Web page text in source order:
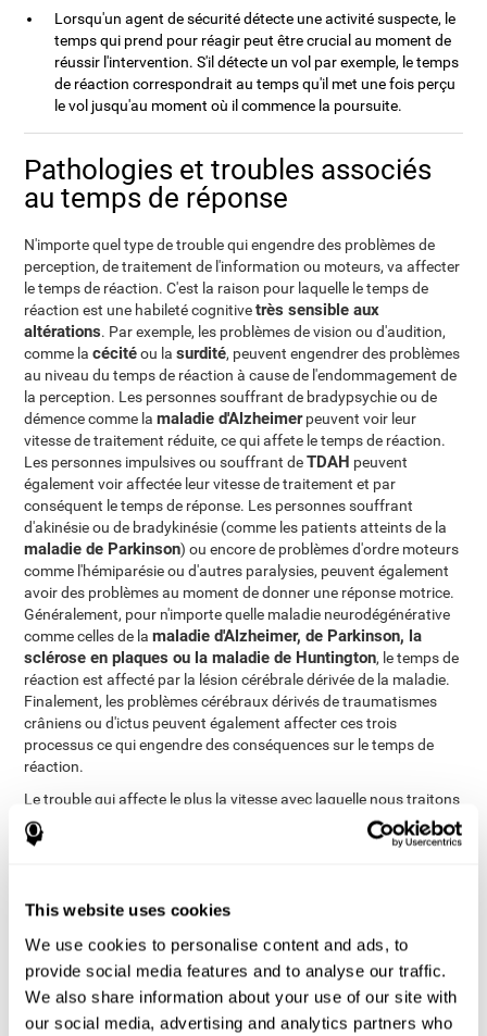
This website uses cookies
We use cookies to personalise content and ads, to
provide social media features and to analyse our traffic.
We also share information about your use of our site with
our social media, advertising and analytics partners who
Lorsqu'un agent de sécurité détecte une activité suspecte, le
temps qui prend pour réagir peut être crucial au moment de
réussir l'intervention. S'il détecte un vol par exemple, le temps
de réaction correspondrait au temps qu'il met une fois perçu
le vol jusqu'au moment où il commence la poursuite.
Pathologies et troubles associés
au temps de réponse
N'importe quel type de trouble qui engendre des problèmes de
perception, de traitement de l'information ou moteurs, va affecter
le temps de réaction. C'est la raison pour laquelle le temps de
réaction est une habileté cognitivetrès sensible aux
altérations. Par exemple, les problèmes de vision ou d'audition,
comme lacécitéou lasurdité, peuvent engendrer des problèmes
au niveau du temps de réaction à cause de l'endommagement de
la perception. Les personnes souffrant de bradypsychie ou de
démence comme lamaladie d'Alzheimerpeuvent voir leur
vitesse de traitement réduite, ce qui affete le temps de réaction.
Les personnes impulsives ou souffrant deTDAH peuvent
également voir affectée leur vitesse de traitement et par
conséquent le temps de réponse. Les personnes souffrant
d'akinésie ou de bradykinésie (comme les patients atteints de la
maladie de Parkinson) ou encore de problèmes d'ordre moteurs
comme l'hémiparésie ou d'autres paralysies, peuvent également
avoir des problèmes au moment de donner une réponse motrice.
Généralement, pour n'importe quelle maladie neurodégénérative
comme celles de lamaladie d'Alzheimer, de Parkinson, la
sclérose en plaques ou la maladie de Huntington, le temps de
réaction est affecté par la lésion cérébrale dérivée de la maladie.
Finalement, les problèmes cérébraux dérivés de traumatismes
crâniens ou d'ictus peuvent également affecter ces trois
processus ce qui engendre des conséquences sur le temps de
réaction.
Le trouble qui affecte le plus la vitesse avec laquelle nous traitons
une information est celui des
lésions axonales diffuses.
Généralement, lorsque notre cerveau souffre une confusion (dû à
mouvement qui se produit dans le cerveau entraîne la fracture ou
communiquer avec les autres neurones, la substance blanche du
cerveau). Ce dommage au niveau des axones ne se produit pas
dans une zone concrète du cerveau, les axones sont
endommagés au fur et à mesure et par delà engendre un